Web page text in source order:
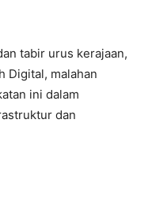
tabir urus kerajaan,
Digital, malahan
ini dalam
dan